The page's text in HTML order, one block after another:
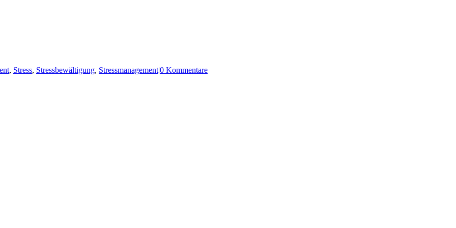
, Stress, Stressbewältigung, Stressmanagement|0 Kommentare